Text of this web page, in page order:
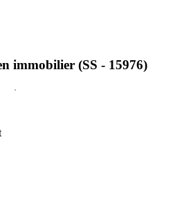
immobilier (SS - 15976)